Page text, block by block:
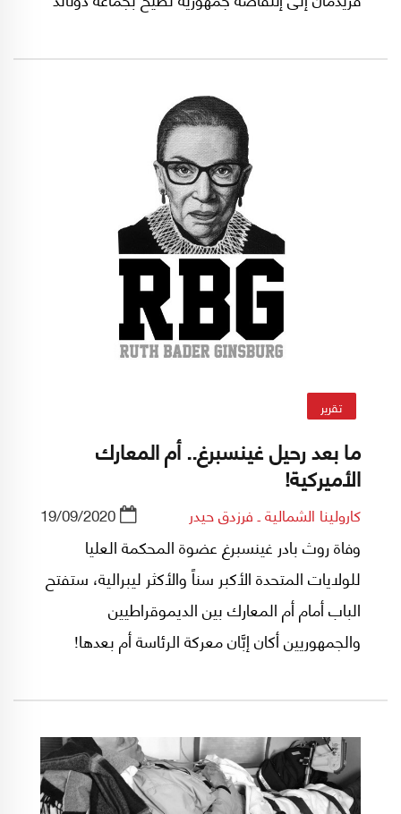
تشريعي في تاريخ الولايات المتحدة ولو كان الثمن
رميها في أتون حرب أهلية.
تقرير
ما بعد رحيل غينسبرغ.. أم المعارك
الأميركية!
كارولينا الشمالية ـ فرزدق حيدر 19/09/2020
وفاة روث بادر غينسبرغ عضوة المحكمة العليا
للولايات المتحدة الأكبر سناً والأكثر ليبرالية، ستفتح
الباب أمام أم المعارك بين الديموقراطيين
والجمهوريين أكان إبَّان معركة الرئاسة أم بعدها!